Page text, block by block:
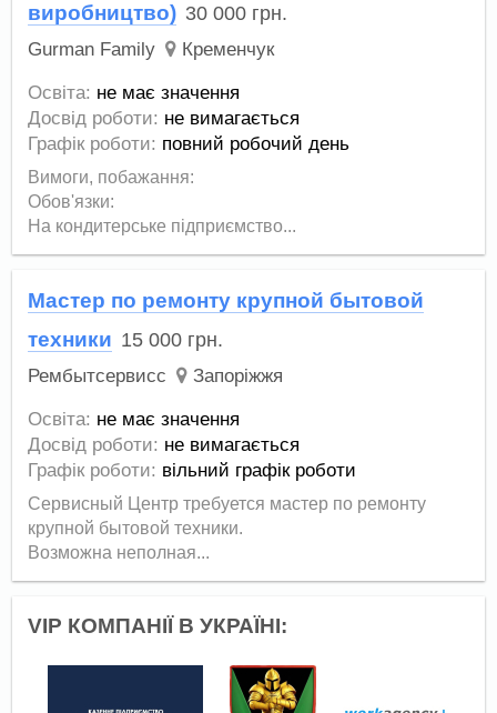
виробництво) 30 000 грн.
Gurman Family Кременчук
Освіта: не має значення
Досвід роботи: не вимагається
Графік роботи: повний робочий день
Вимоги, побажання:
Обов'язки:
На кондитерське підприємство...
Мастер по ремонту крупной бытовой
техники 15 000 грн.
Рембытсервисс Запоріжжя
Освіта: не має значення
Досвід роботи: не вимагається
Графік роботи: вільний графік роботи
Сервисный Центр требуется мастер по ремонту
крупной бытовой техники.
Возможна неполная...
VIP КОМПАНІЇ В УКРАЇНІ: